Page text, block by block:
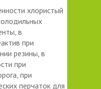
хлористый
в
при
резины, в
при
при
перчаток для